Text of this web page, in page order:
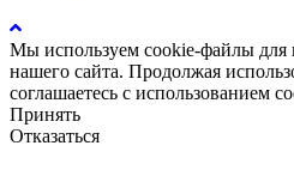
Мы используем cookie-файлы для
нашего сайта. Продолжая
соглашаетесь с использованием
Принять
Отказаться